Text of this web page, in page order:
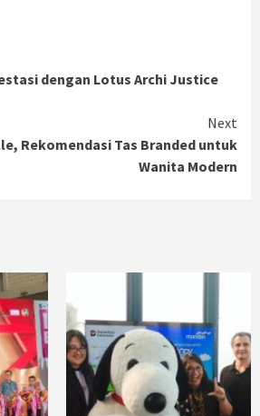
dengan Lotus Archi Justice
Next
Rekomendasi Tas Branded untuk
Wanita Modern